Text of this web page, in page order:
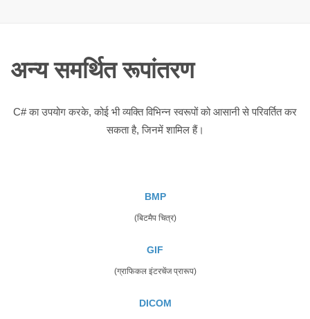
अन्य समर्थित रूपांतरण
C# का उपयोग करके, कोई भी व्यक्ति विभिन्न स्वरूपों को आसानी से परिवर्तित कर
सकता है, जिनमें शामिल हैं।
BMP
(बिटमैप चित्र)
GIF
(ग्राफिकल इंटरचेंज प्रारूप)
DICOM